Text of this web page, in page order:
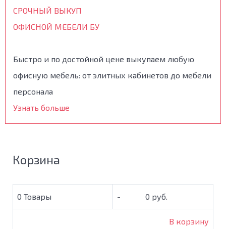
СРОЧНЫЙ ВЫКУП
ОФИСНОЙ МЕБЕЛИ БУ
Быстро и по достойной цене выкупаем любую
офисную мебель: от элитных кабинетов до мебели
персонала
Узнать больше
Корзина
0 Товары - 0 руб.
В корзину